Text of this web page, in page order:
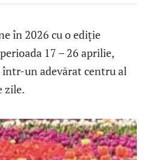
în 2026 cu o ediție
17 – 26 aprilie,
un adevărat centru al
zile.